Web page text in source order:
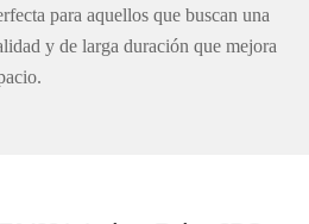
para aquellos que buscan una
y de larga duración que mejora